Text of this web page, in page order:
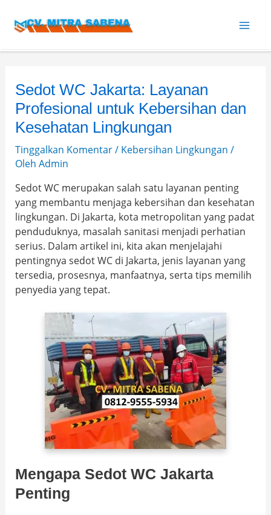
konten
Sedot WC Jakarta: Layanan
Profesional untuk Kebersihan dan
Kesehatan Lingkungan
Tinggalkan Komentar/ Kebersihan Lingkungan /
Oleh Admin
Sedot WC merupakan salah satu layanan penting
yang membantu menjaga kebersihan dan kesehatan
lingkungan. Di Jakarta, kota metropolitan yang padat
penduduknya, masalah sanitasi menjadi perhatian
serius. Dalam artikel ini, kita akan menjelajahi
pentingnya sedot WC di Jakarta, jenis layanan yang
tersedia, prosesnya, manfaatnya, serta tips memilih
penyedia yang tepat.
Mengapa Sedot WC Jakarta
Penting
navigation